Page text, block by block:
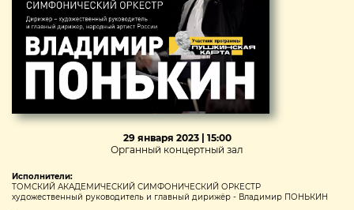
29 января 2023 | 15:00
Органный концертный зал
Исполнители:
ТОМСКИЙ АКАДЕМИЧЕСКИЙ СИМФОНИЧЕСКИЙ ОРКЕСТР
художественный руководитель и главный дирижёр - Владимир ПОНЬКИН